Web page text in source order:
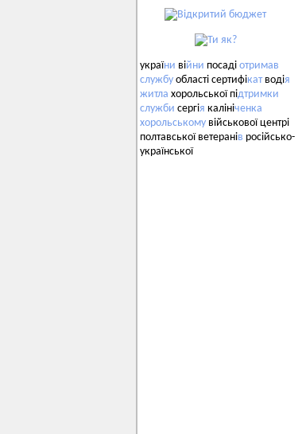
україни війни посаді отримав
службу області сертифікатводія
житла хорольської підтримки
служби сергія калініченка
хорольському військової центрі
полтавської ветеранів російсько-
української